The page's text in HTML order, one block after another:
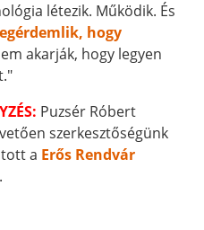
létezik. Működik. És
hogy
akarják, hogy legyen
Puzsér Róbert
szerkesztőségünk
a Erős Rendvár